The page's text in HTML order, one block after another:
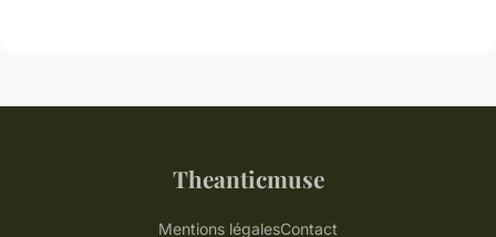
Theanticmuse
Mentions légalesContact